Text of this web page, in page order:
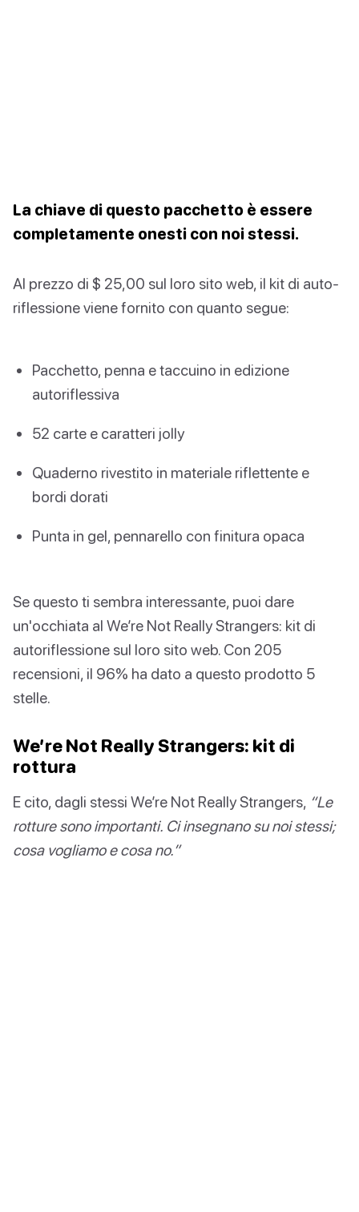
La chiave di questo pacchetto è essere
completamente onesti con noi stessi.
Al prezzo di $ 25,00 sul loro sito web, il kit di auto-
riflessione viene fornito con quanto segue:
Pacchetto, penna e taccuino in edizione
autoriflessiva
52 carte e caratteri jolly
Quaderno rivestito in materiale riflettente e
bordi dorati
Punta in gel, pennarello con finitura opaca
Se questo ti sembra interessante, puoi dare
un'occhiata al We’re Not Really Strangers: kit di
autoriflessione sul loro sito web. Con 205
recensioni, il 96% ha dato a questo prodotto 5
stelle.
We’re Not Really Strangers: kit di
rottura
E cito, dagli stessi We’re Not Really Strangers, “Le
rotture sono importanti. Ci insegnano su noi stessi;
cosa vogliamo e cosa no.”